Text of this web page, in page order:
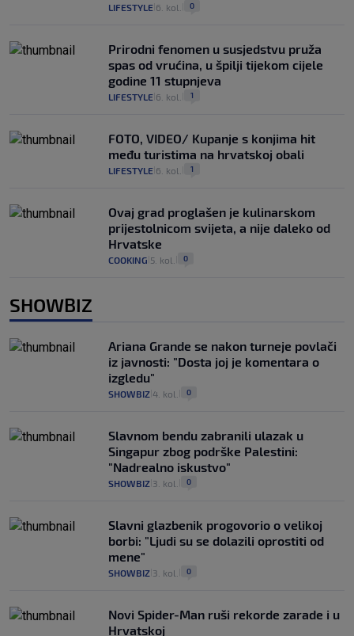
LIFESTYLE 6. kol. 0
Prirodni fenomen u susjedstvu pruža
spas od vrućina, u špilji tijekom cijele
godine 11 stupnjeva
LIFESTYLE 6. kol. 1
FOTO, VIDEO/ Kupanje s konjima hit
među turistima na hrvatskoj obali
LIFESTYLE 6. kol. 1
Ovaj grad proglašen je kulinarskom
prijestolnicom svijeta, a nije daleko od
Hrvatske
COOKING 5. kol. 0
SHOWBIZ
Ariana Grande se nakon turneje povlači
iz javnosti: "Dosta joj je komentara o
izgledu"
SHOWBIZ 4. kol. 0
Slavnom bendu zabranili ulazak u
Singapur zbog podrške Palestini:
"Nadrealno iskustvo"
SHOWBIZ 3. kol. 0
Slavni glazbenik progovorio o velikoj
borbi: "Ljudi su se dolazili oprostiti od
mene"
SHOWBIZ 3. kol. 0
Novi Spider-Man ruši rekorde zarade i u
Hrvatskoj